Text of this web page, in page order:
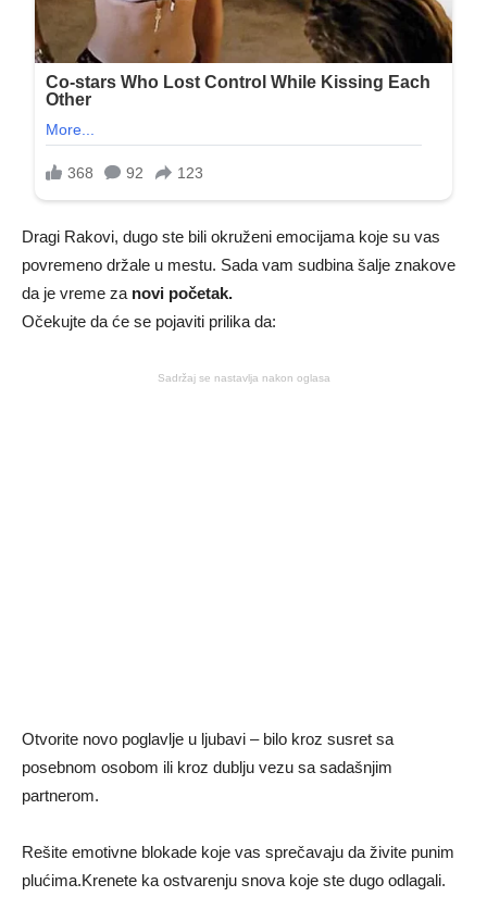
Dragi Rakovi, dugo ste bili okruženi emocijama koje su vas
povremeno držale u mestu. Sada vam sudbina šalje znakove
da je vreme za novi početak.
Očekujte da će se pojaviti prilika da:
Sadržaj se nastavlja nakon oglasa
Otvorite novo poglavlje u ljubavi – bilo kroz susret sa
posebnom osobom ili kroz dublju vezu sa sadašnjim
partnerom.
Rešite emotivne blokade koje vas sprečavaju da živite punim
plućima.Krenete ka ostvarenju snova koje ste dugo odlagali.